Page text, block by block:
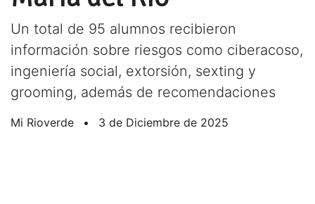
Un total de 95 alumnos recibieron
información sobre riesgos como ciberacoso,
ingeniería social, extorsión, sexting y
grooming, además de recomendaciones
Mi Rioverde • 3 de Diciembre de 2025